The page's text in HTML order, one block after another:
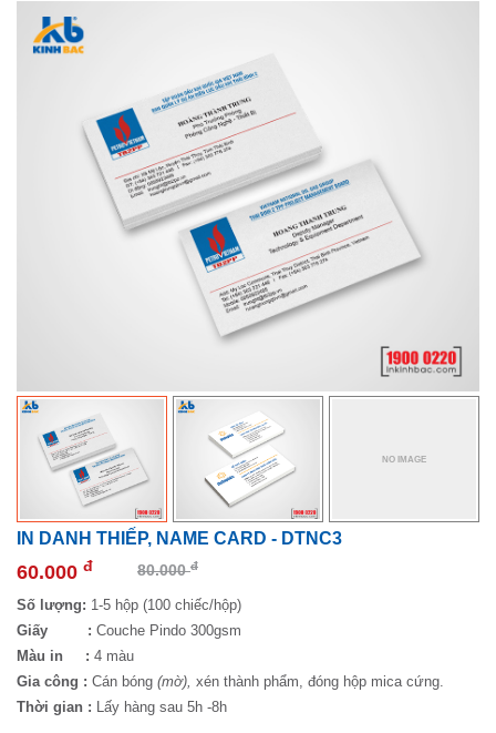
IN DANH THIẾP, NAME CARD - DTNC3
60.000 đ 80.000đ
Số lượng: 1-5 hộp (100 chiếc/hộp)
Giấy : Couche Pindo 300gsm
Màu in : 4 màu
Gia công : Cán bóng (mờ), xén thành phẩm, đóng hộp mica cứng.
Thời gian : Lấy hàng sau 5h -8h